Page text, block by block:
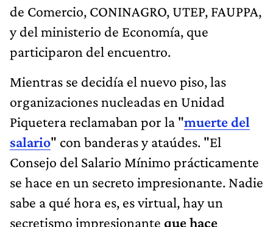
de Comercio, CONINAGRO, UTEP, FAUPPA,
y del ministerio de Economía, que
participaron del encuentro.
Mientras se decidía el nuevo piso, las
organizaciones nucleadas en Unidad
Piquetera reclamaban por la "muerte del
salario" con banderas y ataúdes. "El
Consejo del Salario Mínimo prácticamente
se hace en un secreto impresionante. Nadie
sabe a qué hora es, es virtual, hay un
secretismo impresionante que hace